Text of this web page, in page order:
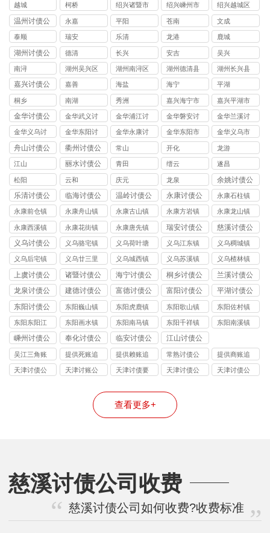
司
越城 柯桥
绍兴诸暨市
讨债公司
绍兴嵊州市
讨债公司
绍兴越城区
讨债公司
温州讨债公
司
永嘉 平阳 苍南 文成
泰顺 瑞安 乐清 龙港 鹿城
湖州讨债公
司
德清 长兴 安吉 吴兴
南浔
湖州吴兴区
讨债公司
湖州南浔区
讨债公司
湖州德清县
讨债公司
湖州长兴县
讨债公司
嘉兴讨债公
司
嘉善 海盐 海宁 平湖
桐乡 南湖 秀洲
嘉兴海宁市
讨债公司
嘉兴平湖市
讨债公司
金华讨债公
司
金华武义讨
债公司
金华浦江讨
债公司
金华磐安讨
债公司
金华兰溪讨
债公司
金华义乌讨
债公司
金华东阳讨
债公司
金华永康讨
债公司
金华东阳市
讨债公司
金华义乌市
讨债公司
舟山讨债公
司
衢州讨债公
司
常山 开化 龙游
江山
丽水讨债公
司
青田 缙云 遂昌
松阳 云和 庆元 龙泉
余姚讨债公
司
乐清讨债公
司
临海讨债公
司
温岭讨债公
司
永康讨债公
司
永康石柱镇
讨债公司
永康前仓镇
讨债公司
永康舟山镇
讨债公司
永康古山镇
讨债公司
永康方岩镇
讨债公司
永康龙山镇
讨债公司
永康西溪镇
讨债公司
永康花街镇
讨债公司
永康唐先镇
讨债公司
瑞安讨债公
司
慈溪讨债公
司
义乌讨债公
司
义乌骆宅镇
讨债公司
义乌荷叶塘
镇讨债公司
义乌江东镇
讨债公司
义乌稠城镇
讨债公司
义乌后宅镇
讨债公司
义乌廿三里
镇讨债公司
义乌城西镇
讨债公司
义乌苏溪镇
讨债公司
义乌楂林镇
讨债公司
上虞讨债公
司
诸暨讨债公
司
海宁讨债公
司
桐乡讨债公
司
兰溪讨债公
司
龙泉讨债公
司
建德讨债公
司
富德讨债公
司
富阳讨债公
司
平湖讨债公
司
东阳讨债公
司
东阳巍山镇
讨债公司
东阳虎鹿镇
讨债公司
东阳歌山镇
讨债公司
东阳佐村镇
讨债公司
东阳东阳江
镇讨债公司
东阳画水镇
讨债公司
东阳南马镇
讨债公司
东阳千祥镇
讨债公司
东阳南溪镇
嵊州讨债公
司
奉化讨债公
司
临安讨债公
司
江山讨债公
司
吴江三角账
追收
提供死账追
收
提供赖账追
收
常熟讨债公
司
提供商账追
收
天津讨债公
天津讨账公
天津讨债要
天津讨债公
天津讨债公
查看更多+
慈溪讨债公司收费
慈溪讨债公司如何收费?收费标准